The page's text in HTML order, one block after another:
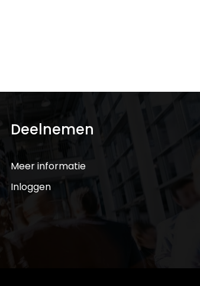
Deelnemen
Meer informatie
Inloggen